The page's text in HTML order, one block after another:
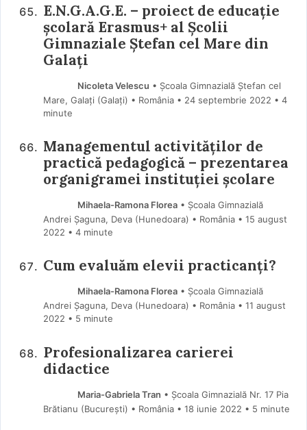
E.N.G.A.G.E. – proiect de educație
școlară Erasmus+ al Școlii
Gimnaziale Ștefan cel Mare din
Galați
Nicoleta Velescu • Școala Gimnazială Ștefan cel
Mare, Galați (Galaţi) • România
24 septembrie 2022 • 4
minute
Managementul activităților de
practică pedagogică – prezentarea
organigramei instituției școlare
Mihaela-Ramona Florea• Școala Gimnazială
Andrei Șaguna, Deva (Hunedoara) • România
15 august
2022 • 4 minute
Cum evaluăm elevii practicanți?
Mihaela-Ramona Florea• Școala Gimnazială
Andrei Șaguna, Deva (Hunedoara) • România
11 august
2022 • 5 minute
Profesionalizarea carierei
didactice
Maria-Gabriela Tran • Școala Gimnazială Nr. 17 Pia
Brătianu (Bucureşti) • România
18 iunie 2022 • 5 minute